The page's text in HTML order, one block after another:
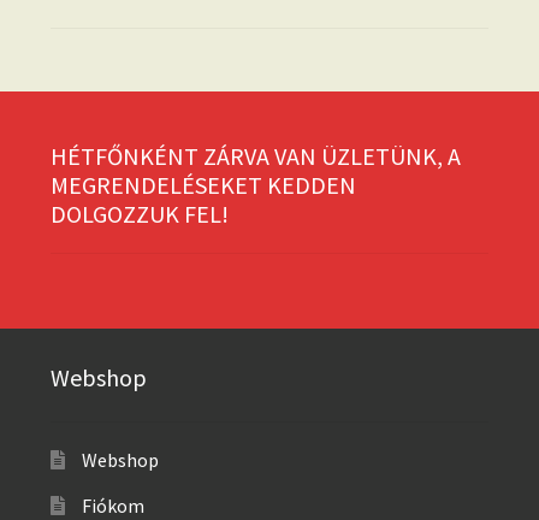
HÉTFŐNKÉNT ZÁRVA VAN ÜZLETÜNK, A
MEGRENDELÉSEKET KEDDEN
DOLGOZZUK FEL!
Webshop
Webshop
Fiókom